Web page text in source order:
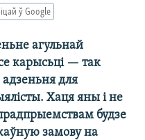
ў Google
агульнай
карысьці — так
для
Хаця яны і не
будзе
замову на